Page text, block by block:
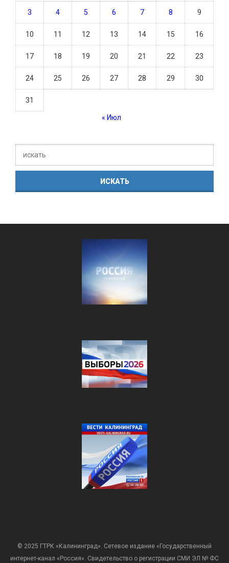
3 4 5 6 7 8 9
10 11 12 13 14 15 16
17 18 19 20 21 22 23
24 25 26 27 28 29 30
31
« Июл
© 2025 ГТРК «Калининград». Сетевое издание «Государственный
интернет-канал «Россия». Свидетельство о регистрации СМИ ЭЛ № ФС